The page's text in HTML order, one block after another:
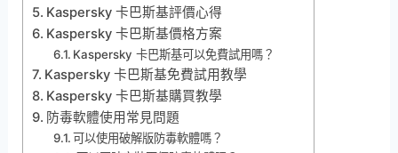
Kaspersky 卡巴斯基評價心得
Kaspersky 卡巴斯基價格方案
Kaspersky 卡巴斯基可以免費試用嗎？
Kaspersky 卡巴斯基免費試用教學
Kaspersky 卡巴斯基購買教學
防毒軟體使用常見問題
可以使用破解版防毒軟體嗎？